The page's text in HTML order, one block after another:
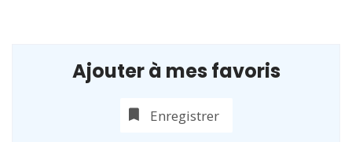
Ajouter à mes favoris
Enregistrer